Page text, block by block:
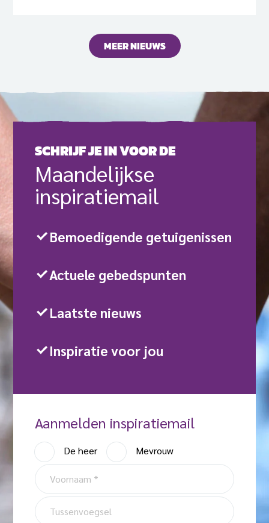
MEER NIEUWS
SCHRIJF JE IN VOOR DE
Maande­lijkse
inspiratie­mail
Bemoedigende getuigenissen
Actuele gebedspunten
Laatste nieuws
Inspiratie voor jou
Aanmelden inspiratiemail
A
a
n
h
e
De heer
Mevrouw
V
o
o
r
T
u